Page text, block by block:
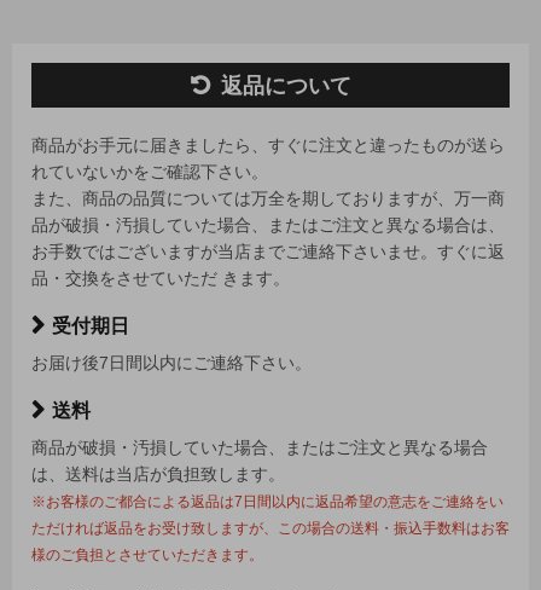
返品について
商品がお手元に届きましたら、すぐに注文と違ったものが送ら
れていないかをご確認下さい。
また、商品の品質については万全を期しておりますが、万一商
品が破損・汚損していた場合、またはご注文と異なる場合は、
お手数ではございますが当店までご連絡下さいませ。すぐに返
品・交換をさせていただ きます。
受付期日
お届け後7日間以内にご連絡下さい。
送料
商品が破損・汚損していた場合、またはご注文と異なる場合
は、送料は当店が負担致します。
※お客様のご都合による返品は7日間以内に返品希望の意志をご連絡をい
ただければ返品をお受け致しますが、この場合の送料・振込手数料はお客
様のご負担とさせていただきます。